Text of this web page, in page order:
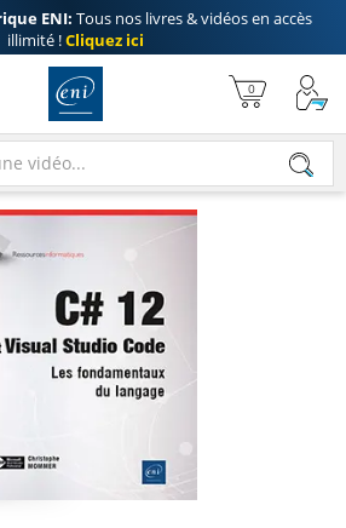
ENI: Tous nos livres & vidéos en accès
illimité !Cliquez ici